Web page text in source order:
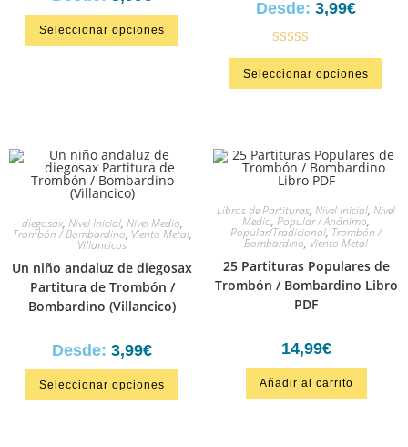
Seleccionar opciones
Desde: 3,99€
Valorado en
5.00de 5
Seleccionar opciones
diegosax, Nivel Inicial, Nivel Medio,
Trombón / Bombardino, Viento Metal,
Villancicos
Un niño andaluz de diegosax
Partitura de Trombón /
Bombardino (Villancico)
Desde: 3,99€
Seleccionar opciones
Libros de Partituras, Nivel Inicial, Nivel
Medio, Popular / Anónimo,
Popular/Tradicional, Trombón /
Bombardino, Viento Metal
25 Partituras Populares de
Trombón / Bombardino Libro
PDF
14,99€
Añadir al carrito